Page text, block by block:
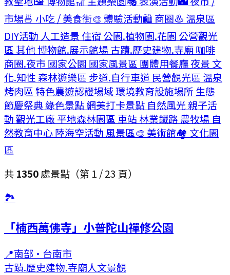
市場🍜 小吃 / 美食街🎨 體驗活動🛍️ 商圈♨️ 溫泉區
DIY活動 人工造景 住宿 公園.植物園.花園 公營觀光
區 其他博物館.展示館場 古蹟.歷史建物.寺廟咖啡
商圈.夜市 國家公園 國家風景區 團體用餐廳夜景 文
化.知性 森林遊樂區 步道.自行車道 民營觀光區 溫泉
烤肉區特色農遊認證場域環境教育設施場所 生態
節慶祭典綠色景點網美打卡景點 自然風光親子活
動觀光工廠平地森林園區 車站林業鐵路 農牧場 自
然教育中心陸海空活動 風景區🎨 美術館🏘️ 文化園
區
共 1350處景點 （第 1 /23 頁）
🏞
「楠西萬佛寺」小普陀山禪修公園
📍南部 · 台南市
古蹟.歷史建物.寺廟人文景觀